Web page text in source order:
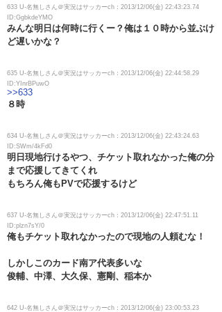
633 U-名無しさん＠実況はサッカーch：2013/12/06(金) 22:43:23.74
ID:GgbkdeYMO
みんな明日は何時に行くー？俺は１０時から並ぶけ
ど遅いかな？
635 U-名無しさん＠実況はサッカーch：2013/12/06(金) 22:44:58.29
ID:YInrBPuwO
>>633
８時
634 U-名無しさん＠実況はサッカーch：2013/12/06(金) 22:43:24.63
ID:SWm/4kFd0
明日現地行けるやつ、チケット取れなかった俺の分
まで応援してきてくれ
もちろん俺もPVで応援するけど
637 U-名無しさん＠実況はサッカーch：2013/12/06(金) 22:47:51.11
ID:plzn7sY/0
俺もチケット取れなかったので現地の人頼むな！
しかしこのカード南ア代表多いな
俊輔、中澤、大久保、憲剛、稲本か
642 U-名無しさん＠実況はサッカーch：2013/12/06(金) 23:00:53.23